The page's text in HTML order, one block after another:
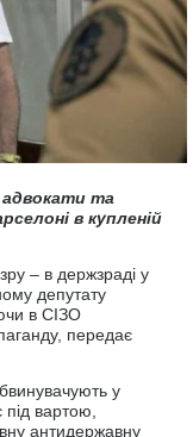
адвокати та
в купленій
– в держзраді у
депутату
в СІЗО
передає
у
вартою,
антидержавну